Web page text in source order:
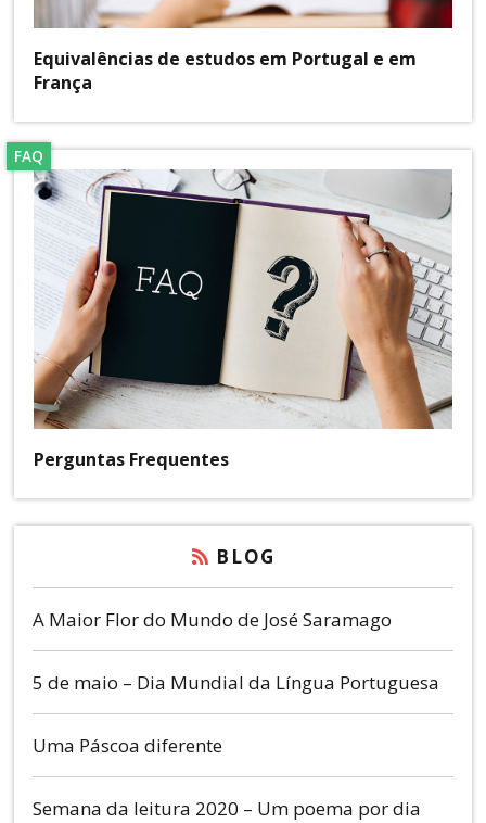
Equivalências de estudos em Portugal e em
França
FAQ
Perguntas Frequentes
BLOG
A Maior Flor do Mundo de José Saramago
5 de maio – Dia Mundial da Língua Portuguesa
Uma Páscoa diferente
Semana da leitura 2020 – Um poema por dia